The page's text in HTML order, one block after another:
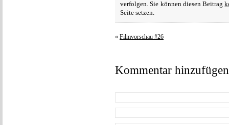
verfolgen. Sie können diesen Beitrag
Seite setzen.
« Filmvorschau #26
Kommentar hinzufügen